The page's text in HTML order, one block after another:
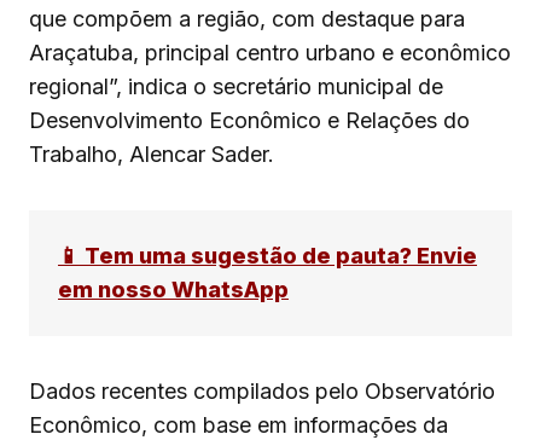
que compõem a região, com destaque para
Araçatuba, principal centro urbano e econômico
regional”, indica o secretário municipal de
Desenvolvimento Econômico e Relações do
Trabalho, Alencar Sader.
📱 Tem uma sugestão de pauta? Envie
em nosso WhatsApp
Dados recentes compilados pelo Observatório
Econômico, com base em informações da